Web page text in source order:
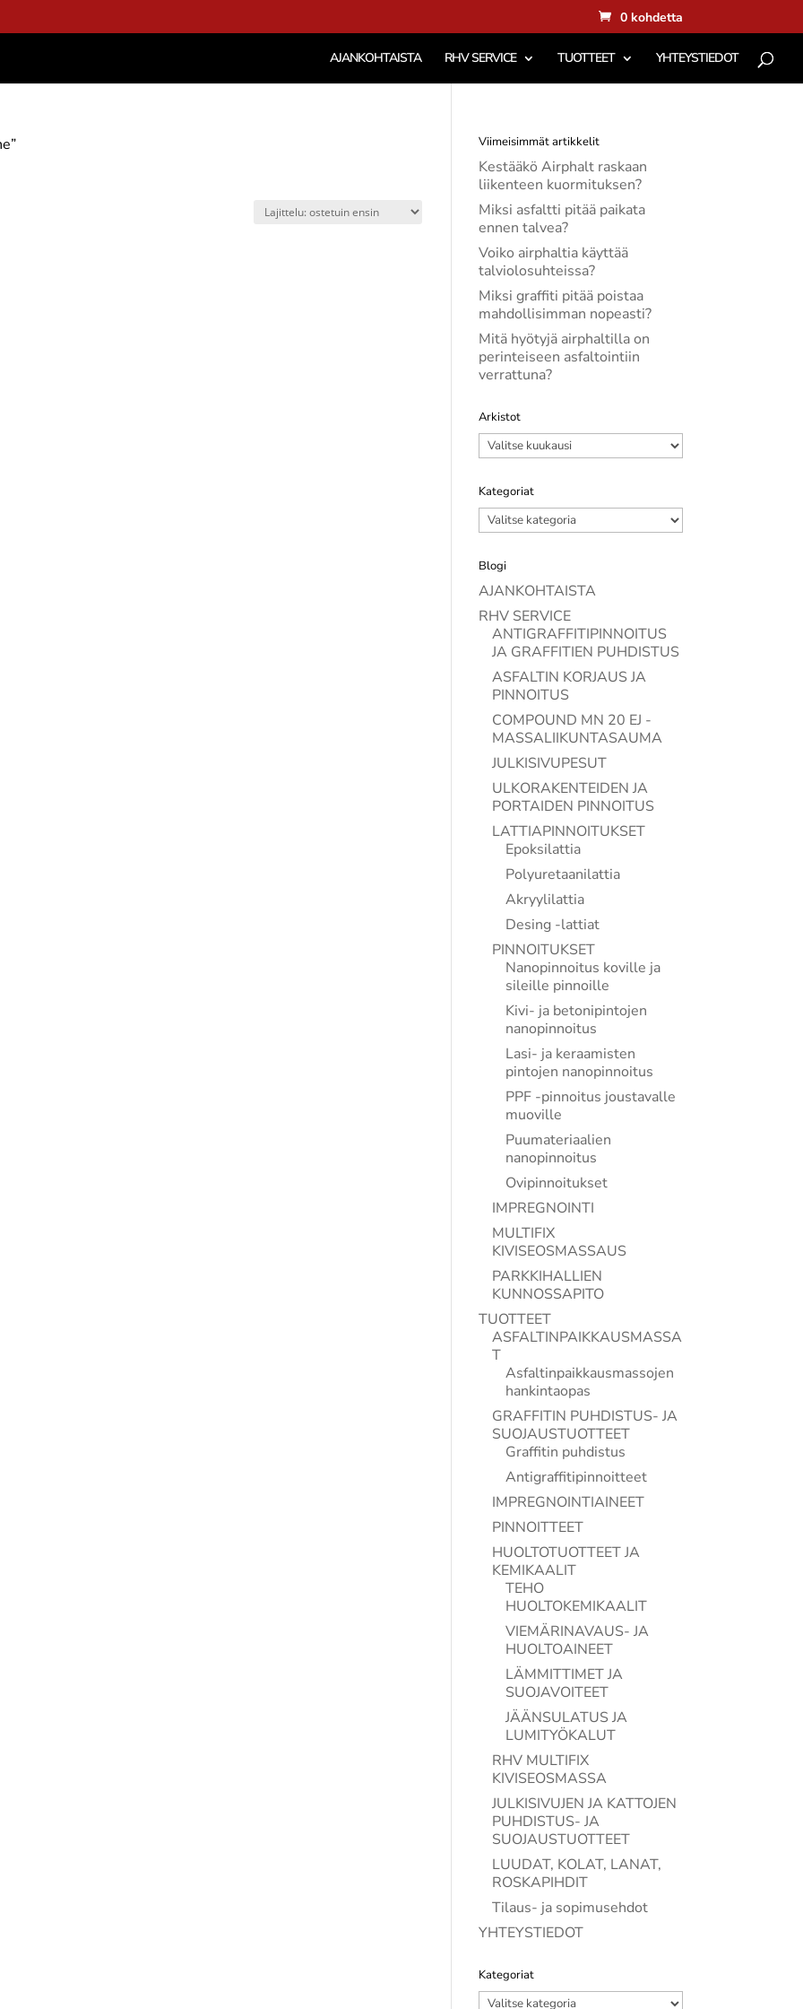
0 kohdetta
AJANKOHTAISTA RHV SERVICE TUOTTEET YHTEYSTIEDOT
Viimeisimmät artikkelit
Kestääkö Airphalt raskaan
liikenteen kuormituksen?
Miksi asfaltti pitää paikata
ennen talvea?
Voiko airphaltia käyttää
talviolosuhteissa?
Miksi graffiti pitää poistaa
mahdollisimman nopeasti?
Mitä hyötyjä airphaltilla on
perinteiseen asfaltointiin
verrattuna?
Arkistot
Arkistot
Kategoriat
Kategoriat
Blogi
AJANKOHTAISTA
RHV SERVICE
ANTIGRAFFITIPINNOITUS
JA GRAFFITIEN PUHDISTUS
ASFALTIN KORJAUS JA
PINNOITUS
COMPOUND MN 20 EJ -
MASSALIIKUNTASAUMA
JULKISIVUPESUT
ULKORAKENTEIDEN JA
PORTAIDEN PINNOITUS
LATTIAPINNOITUKSET
Epoksilattia
Polyuretaanilattia
Akryylilattia
Desing -lattiat
PINNOITUKSET
Nanopinnoitus koville ja
sileille pinnoille
Kivi- ja betonipintojen
nanopinnoitus
Lasi- ja keraamisten
pintojen nanopinnoitus
PPF -pinnoitus joustavalle
muoville
Puumateriaalien
nanopinnoitus
Ovipinnoitukset
IMPREGNOINTI
MULTIFIX
KIVISEOSMASSAUS
PARKKIHALLIEN
KUNNOSSAPITO
TUOTTEET
ASFALTINPAIKKAUSMASSA
T
Asfaltinpaikkausmassojen
hankintaopas
GRAFFITIN PUHDISTUS- JA
SUOJAUSTUOTTEET
Graffitin puhdistus
Antigraffitipinnoitteet
IMPREGNOINTIAINEET
PINNOITTEET
HUOLTOTUOTTEET JA
KEMIKAALIT
TEHO
HUOLTOKEMIKAALIT
VIEMÄRINAVAUS- JA
HUOLTOAINEET
LÄMMITTIMET JA
SUOJAVOITEET
JÄÄNSULATUS JA
LUMITYÖKALUT
RHV MULTIFIX
KIVISEOSMASSA
JULKISIVUJEN JA KATTOJEN
PUHDISTUS- JA
SUOJAUSTUOTTEET
LUUDAT, KOLAT, LANAT,
ROSKAPIHDIT
Tilaus- ja sopimusehdot
YHTEYSTIEDOT
Kategoriat
Kategoriat